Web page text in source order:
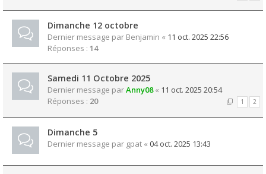
Dimanche 12 octobre
Dernier message par Benjamin « 11 oct. 2025 22:56
Réponses : 14
Samedi 11 Octobre 2025
Dernier message parAnny08« 11 oct. 2025 20:54
Réponses : 20 1 2
Dimanche 5
Dernier message par gpat « 04 oct. 2025 13:43